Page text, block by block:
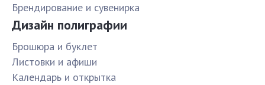
Брендирование и сувенирка
Дизайн полиграфии
Брошюра и буклет
Листовки и афиши
Календарь и открытка